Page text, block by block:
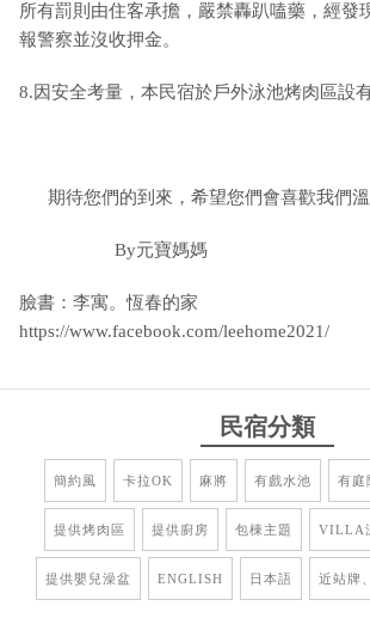
所有罰則由住客承擔，嚴禁轟趴嗑藥，經發
報警察並沒收押金。
8.因安全考量，本民宿於戶外泳池烤肉區設
期待您們的到來，希望您們會喜歡我們溫
By元寶媽媽
臉書：李寓。恆春的家
https://www.facebook.com/leehome2021/
民宿分類
簡約風 卡拉OK 麻將 有戲水池 有庭
提供烤肉區 提供廚房 包棟主題 VILLA
提供嬰兒澡盆 ENGLISH 日本語 近站牌